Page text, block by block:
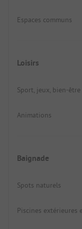
Espaces communs
Loisirs
Sport, jeux, bien-être
Animations
Baignade
Spots naturels
Piscines extérieures